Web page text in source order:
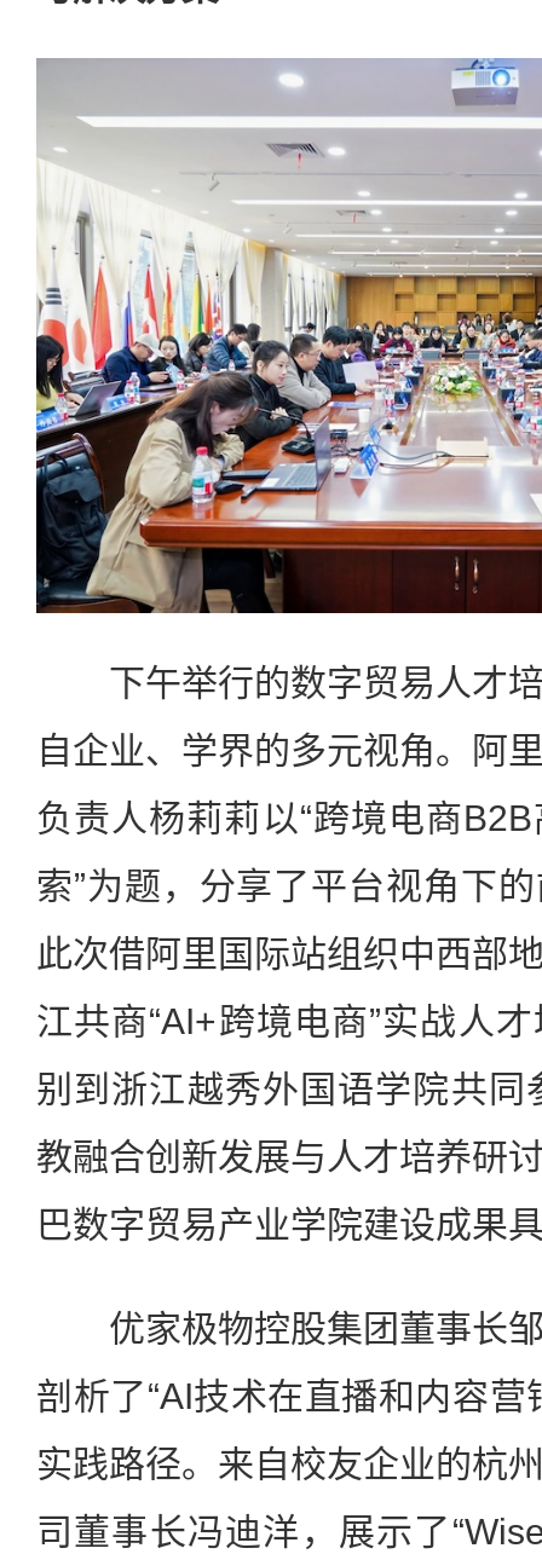
下午举行的数字贸易人才培
自企业、学界的多元视角。阿
负责人杨莉莉以“跨境电商
索”为题，分享了平台视角下
此次借阿里国际站组织中西部
江共商“AI+跨境电商”实战人
别到浙江越秀外国语学院共同
教融合创新发展与人才培养研
巴数字贸易产业学院建设成果
优家极物控股集团董事长邹
剖析了“AI技术在直播和内容营
实践路径。来自校友企业的杭
司董事长冯迪洋，展示了